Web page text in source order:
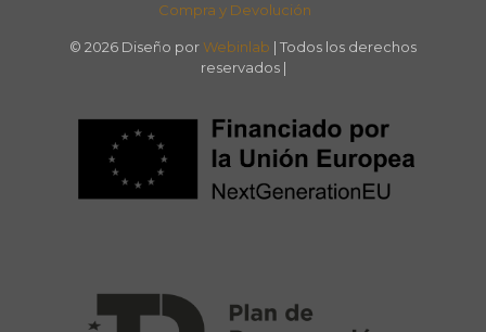
Compra y Devolución
© 2026 Diseño por Webinlab | Todos los derechos
reservados |